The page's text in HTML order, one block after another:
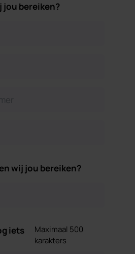
jou bereiken?
wij jou bereiken?
iets
Maximaal 500
karakters